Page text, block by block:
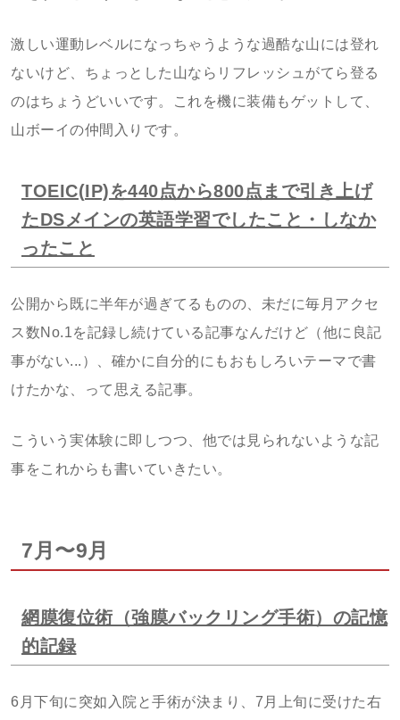
激しい運動レベルになっちゃうような過酷な山には登れ
ないけど、ちょっとした山ならリフレッシュがてら登る
のはちょうどいいです。これを機に装備もゲットして、
山ボーイの仲間入りです。
TOEIC(IP)を440点から800点まで引き上げ
たDSメインの英語学習でしたこと・しなか
ったこと
公開から既に半年が過ぎてるものの、未だに毎月アクセ
ス数No.1を記録し続けている記事なんだけど（他に良記
事がない...）、確かに自分的にもおもしろいテーマで書
けたかな、って思える記事。
こういう実体験に即しつつ、他では見られないような記
事をこれからも書いていきたい。
7月〜9月
網膜復位術（強膜バックリング手術）の記憶
的記録
6月下旬に突如入院と手術が決まり、7月上旬に受けた右